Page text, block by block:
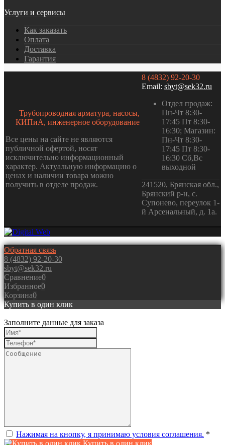
Услуги и сервисы
Как заказать
Оплата
Доставка
Гарантия
Трубопроводная арматура, насосы,
КИПиА, инженерное оборудование
Все цены на сайте не являются
публичной офертой, носят
исключительно информационный
характер. Актуальную информацию о
ценах и наличии товара можно
получить в отделе продаж.
8 (4832) 92-20-30
Email: sbyt@sek32.ru
Отдел продаж:
Пн-Чт 8:30-
17:45 Пт 8:30-
16:30; Магазин:
Пн-Чт 8:30-
17:45 Пт 8:30-
16:30 Сб,Вс
выходной
241520, Брянская обл.,
Брянский р-н, с.
Супонево, переулок 1-
й Арсенальный, д. 1а.
Обратная связь
8 (4832) 92-20-30
sbyt@sek32.ru
Сравнение0
Избранное0
Корзина0
Купить в один клик
Заполните данные для заказа
Нажимая на кнопку, я принимаю условия соглашения. *
Купить в один клик